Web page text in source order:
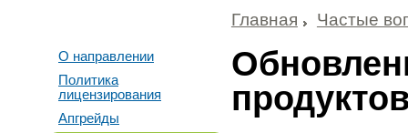
О направлении
Политика
лицензирования
Апгрейды
Главная Частые